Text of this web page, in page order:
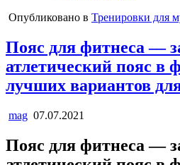
Опубликовано в Тренировки для
Пояс для фитнеса —
атлетический пояс в
лучших вариантов
mag 07.07.2021
Пояс для фитнеса —